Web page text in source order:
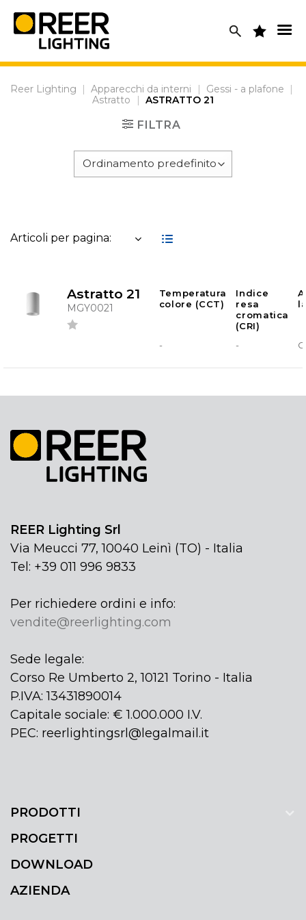
content
Reer Lighting | Apparecchi da interni | Gessi - a plafone
|
Astratto
| ASTRATTO 21
FILTRA
Articoli per pagina:
Astratto 21
MGY0021
Temperatura
colore (CCT)
Indice
resa
cromatica
(CRI)
- -
REER Lighting Srl
Via Meucci 77, 10040 Leinì (TO) - Italia
Tel: +39 011 996 9833
Per richiedere ordini e info:
vendite@reerlighting.com
Sede legale:
Corso Re Umberto 2, 10121 Torino - Italia
P.IVA: 13431890014
Capitale sociale: € 1.000.000 I.V.
PEC: reerlightingsrl@legalmail.it
PRODOTTI
PROGETTI
DOWNLOAD
AZIENDA